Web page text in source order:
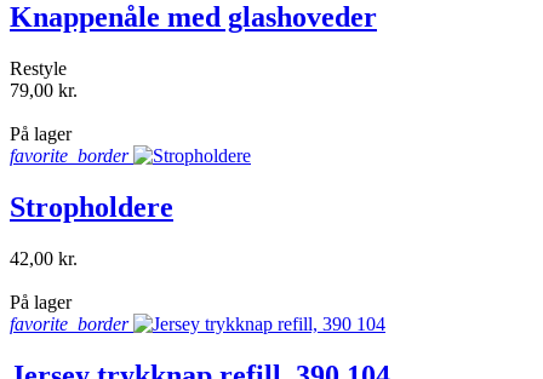
Knappenåle med glashoveder
Restyle
79,00 kr.
På lager
favorite_border
Stropholdere
42,00 kr.
På lager
favorite_border